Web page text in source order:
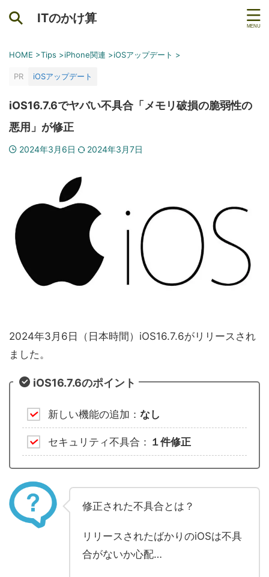
ITのかけ算
HOME >Tips >iPhone関連 >iOSアップデート >
PR iOSアップデート
iOS16.7.6でヤバい不具合「メモリ破損の脆弱性の
悪用」が修正
2024年3月6日 2024年3月7日
2024年3月6日（日本時間）iOS16.7.6がリリースされ
ました。
iOS16.7.6のポイント
新しい機能の追加： なし
セキュリティ不具合： １件修正
修正された不具合とは？
リリースされたばかりのiOSは不具
合がないか心配…